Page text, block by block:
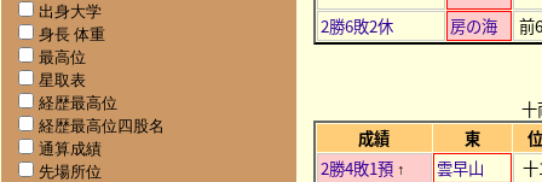
出身大学
身長 体重
最高位
星取表
経歴最高位
経歴最高位四股名
通算成績
先場所位
2勝6敗2休
房の海 前
十
成績
東
位
2勝4敗1預 ↑ 雲早山